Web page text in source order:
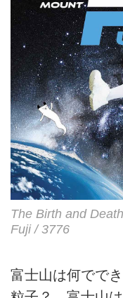
The Birth and
Fuji / 3776
富士山は何でで